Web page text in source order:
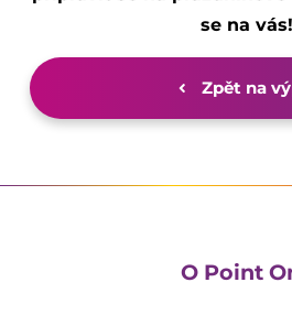
se na vás!
Zpět na
O Point